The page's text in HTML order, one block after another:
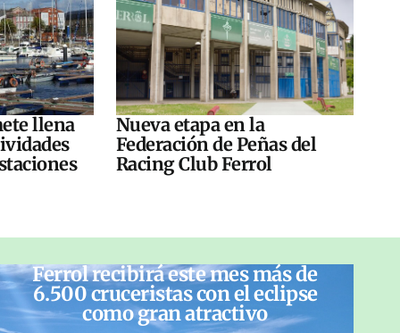
llena
Nueva etapa en la
Federación de Peñas del
Racing Club Ferrol
Ferrol recibirá este mes más de
6.500 cruceristas con el eclipse
como gran atractivo